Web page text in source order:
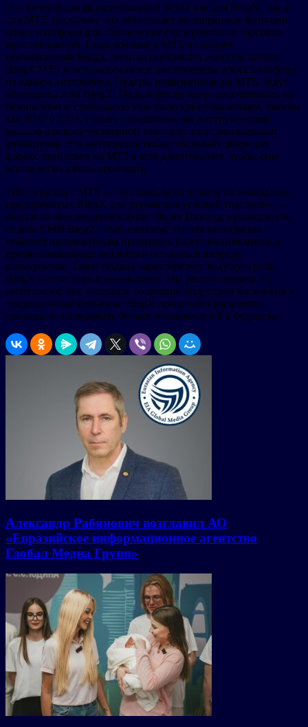
Эта интеграция является важной вехой как для BingX, так и
для MT5, поскольку она объединяет расширенные функции
обеих платформ для обеспечения бесперебойной торговли
криптовалютой. Подключение к MT5 позволяет
пользователям BingX легко активировать учетную запись
BingX MT5 и использовать все инструменты обеих платформ
из одного интерфейса. Ордера, размещенные на MT5, будут
обновлены и на BingX. Пользователи могут рассчитывать на
безопасную и стабильную торговлю криптовалютами, такими
как BTC и ETH, с более совершенными инструментами
анализа для количественной торговли и настраиваемыми
функциями. Эта интеграция также открывает дверь для
форекс-трейдеров на MT5 в мир криптовалют, чтобы они
могли легко начать пробовать.
«Интеграция с MT5 — это лишь одна из многих инициатив,
предпринятых BingX для улучшения условий торговли», —
выразила свое воодушевление Меган Ниволд, руководитель
отдела СМИ BingX: «Мы считаем, что эта интеграция
поможет пользователям принимать более обоснованные и
профессиональные решения и оставаться впереди
конкурентов. Такой подход характеризует ведущую роль
BingX в отраслевых инновациях. Мы рассматриваем эту
интеграцию как успешное сочетание индустрии блокчейна и
традиционные финансы. BingX продолжит расширять
границы и исследовать больше возможностей в будущем».
Александр Рабинович возглавил АО
«Евразийское информационное агентство
Глобал Медиа Групп»